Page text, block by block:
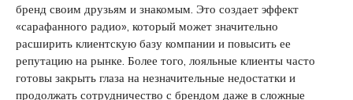
бренд своим друзьям и знакомым. Это создает эффект
«сарафанного радио», который может значительно
расширить клиентскую базу компании и повысить ее
репутацию на рынке. Более того, лояльные клиенты часто
готовы закрыть глаза на незначительные недостатки и
продолжать сотрудничество с брендом даже в сложные